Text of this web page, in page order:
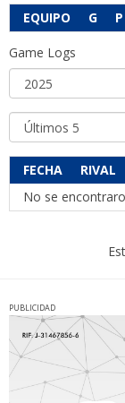
EQUIPO G P
Game Logs
FECHA RIVAL
No se
PUBLICIDAD